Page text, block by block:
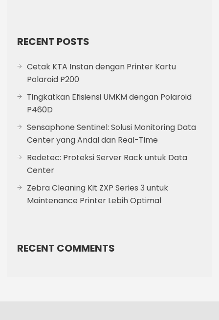
RECENT POSTS
Cetak KTA Instan dengan Printer Kartu
Polaroid P200
Tingkatkan Efisiensi UMKM dengan Polaroid
P460D
Sensaphone Sentinel: Solusi Monitoring Data
Center yang Andal dan Real-Time
Redetec: Proteksi Server Rack untuk Data
Center
Zebra Cleaning Kit ZXP Series 3 untuk
Maintenance Printer Lebih Optimal
RECENT COMMENTS